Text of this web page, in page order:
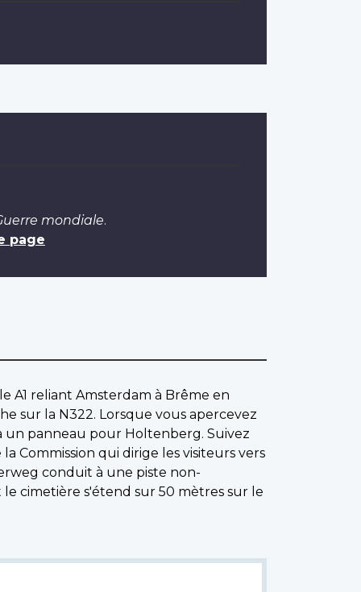
mondiale.
page
A1 reliant Amsterdam à Brême en
sur la N322. Lorsque vous apercevez
un panneau pour Holtenberg. Suivez
Commission qui dirige les visiteurs vers
conduit à une piste non-
cimetière s'étend sur 50 mètres sur le